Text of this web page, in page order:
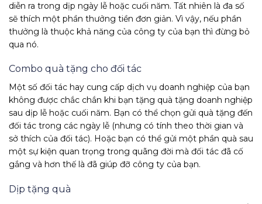
diễn ra trong dịp ngày lễ hoặc cuối năm. Tất nhiên là đa số
sẽ thích một phần thưởng tiền đơn giản. Vì vậy, nếu phần
thưởng là thuộc khả năng của công ty của bạn thì đừng bỏ
qua nó.
Combo quà tặng cho đối tác
Một số đối tác hay cung cấp dịch vụ doanh nghiệp của bạn
không được chắc chắn khi bạn tặng quà tặng doanh nghiệp
sau dịp lễ hoặc cuối năm. Bạn có thể chọn gửi quà tặng đến
đối tác trong các ngày lễ (nhưng có tính theo thời gian và
sở thích của đối tác). Hoặc bạn có thể gửi một phần quà sau
một sự kiện quan trọng trong quãng đời mà đối tác đã cố
gắng và hơn thế là đã giúp đỡ công ty của bạn.
Dịp tặng quà